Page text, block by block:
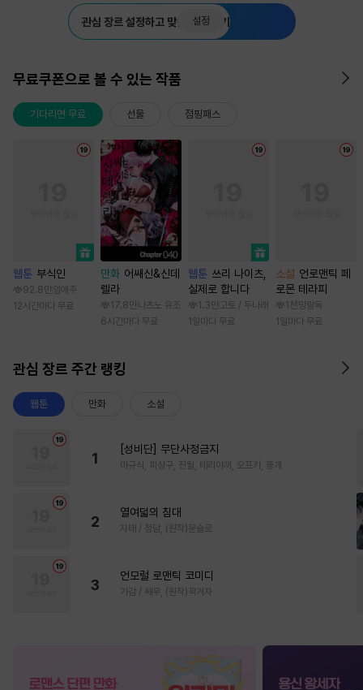
관심 장르 설정하고 맞춤 추천 받기
설정
무료쿠폰으로 볼 수 있는 작품
기다리면 무료 선물 점핑패스
웹툰 부식인
92.8만 임애주
12시간마다 무료
만화 어쌔신&신데
렐라
17.8만 나츠노 유조
6시간마다 무료
웹툰 쓰리 나이츠,
실제로 합니다
1.3만 고토 / 두나래
1일마다 무료
소설 언로맨틱 페
로몬 테라피
1천 망랑독
1일마다 무료
관심 장르 주간 랭킹
웹툰 만화 소설
1
[성비단] 무단사정금지
마규식, 피상구, 진월, 테리야끼, 오프카, 뚱개
2
열여덟의 침대
자태 / 청담, (원작)문슬로
3
언모럴 로맨틱 코미디
가감 / 쌔우, (원작)곽겨자